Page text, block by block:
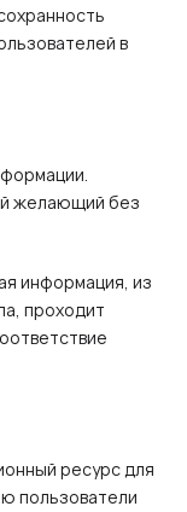
в
желающий без
информация, из
проходит
ресурс для
пользователи